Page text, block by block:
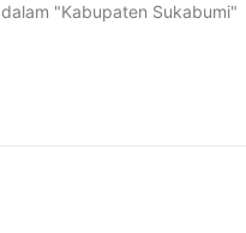
dalam "Kabupaten Sukabumi"